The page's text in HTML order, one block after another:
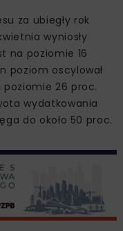
za ubiegły rok
wyniosły
na poziomie 16
poziom oscylował
poziomie 26 proc.
wydatkowania
do około 50 proc.